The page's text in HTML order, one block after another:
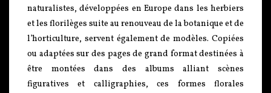
naturalistes, développées en Europe dans les herbiers
et les florilèges suite au renouveau de la botanique et de
l’horticulture, servent également de modèles. Copiées
ou adaptées sur des pages de grand format destinées à
être montées dans des albums alliant scènes
figuratives et calligraphies, ces formes florales